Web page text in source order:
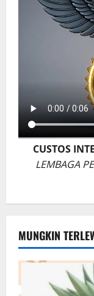
CUSTOS
LEMBAGA
MUNGKIN